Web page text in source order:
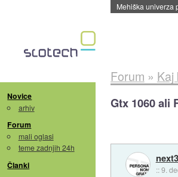
Evropska
Novice
arhiv
Forum
mali oglasi
teme zadnjih 24h
Članki
Forum » Kaj
Gtx 1060 ali
::9.